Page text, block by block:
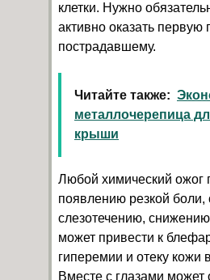
клетки. Нужно
активно оказать
пострадавшему.
Читайте также:
металлочерепица
крыши
Любой химический ожог
появлению резкой боли,
слезотечению,
может привести к
гиперемии и отеку кожи
Вместе с глазами может